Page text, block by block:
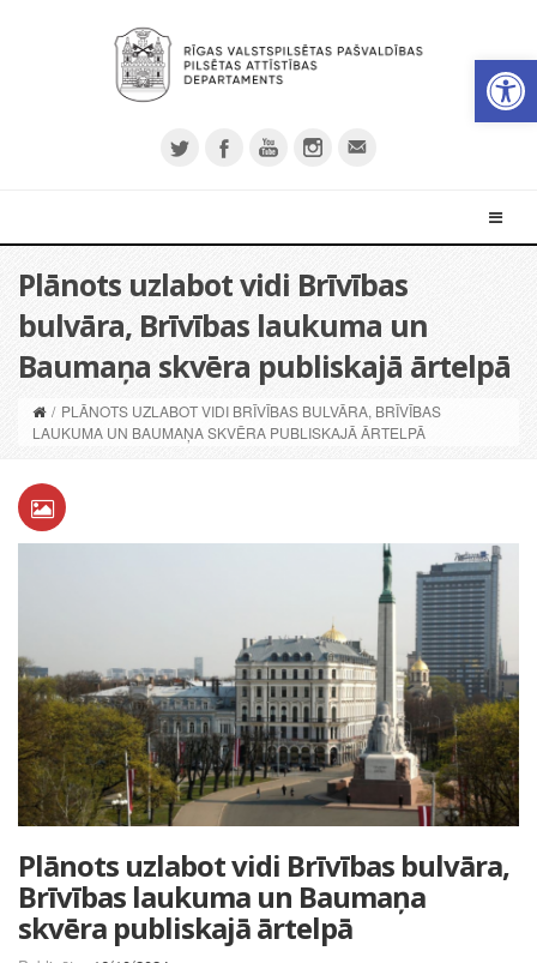
Plānots uzlabot vidi Brīvības
bulvāra, Brīvības laukuma un
Baumaņa skvēra publiskajā ārtelpā
/ PLĀNOTS UZLABOT VIDI BRĪVĪBAS BULVĀRA, BRĪVĪBAS
LAUKUMA UN BAUMAŅA SKVĒRA PUBLISKAJĀ ĀRTELPĀ
Plānots uzlabot vidi Brīvības bulvāra,
Brīvības laukuma un Baumaņa
skvēra publiskajā ārtelpā